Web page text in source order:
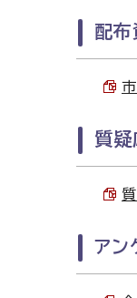
配布
質疑
アン